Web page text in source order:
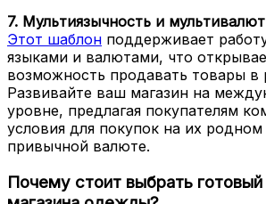
7. Мультиязычность и
Этот шаблон поддерживает
языками и валютами, что
возможность продавать товары в
Развивайте ваш магазин на
уровне, предлагая покупателям
условия для покупок на их родном
привычной валюте.
Почему стоит выбрать